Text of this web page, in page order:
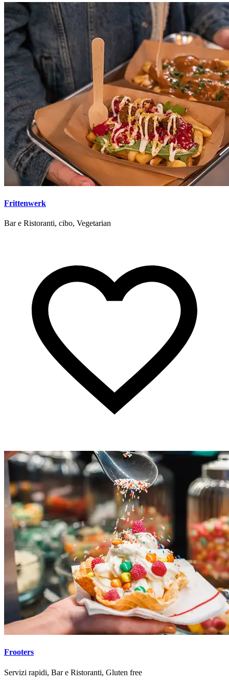
Frittenwerk
Bar e Ristoranti, cibo, Vegetarian
Frooters
Servizi rapidi, Bar e Ristoranti, Gluten free